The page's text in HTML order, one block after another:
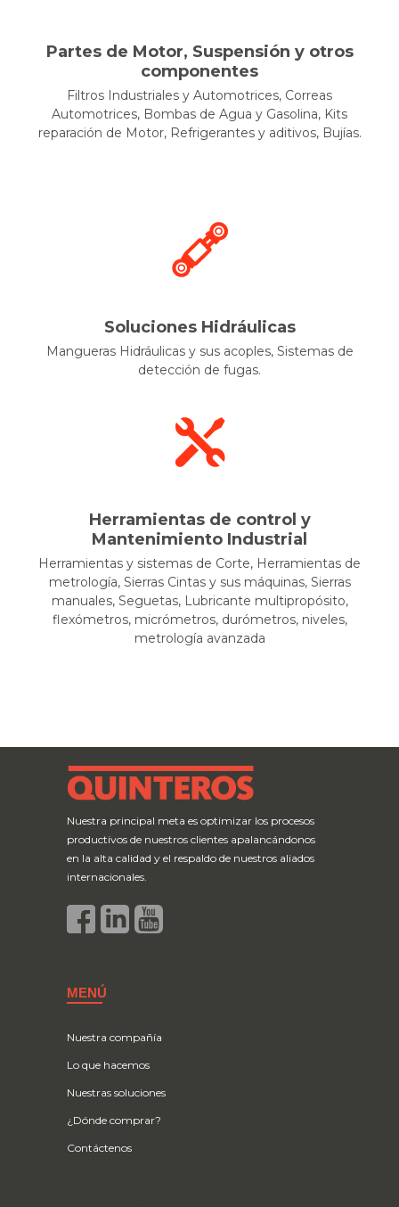
Partes de Motor, Suspensión y otros
componentes
Filtros Industriales y Automotrices, Correas
Automotrices, Bombas de Agua y Gasolina, Kits
reparación de Motor, Refrigerantes y aditivos, Bujías.
Soluciones Hidráulicas
Mangueras Hidráulicas y sus acoples, Sistemas de
detección de fugas.
Herramientas de control y
Mantenimiento Industrial
Herramientas y sistemas de Corte, Herramientas de
metrología, Sierras Cintas y sus máquinas, Sierras
manuales, Seguetas, Lubricante multipropósito,
flexómetros, micrómetros, durómetros, niveles,
metrología avanzada
Nuestra principal meta es optimizar los procesos
productivos de nuestros clientes apalancándonos
en la alta calidad y el respaldo de nuestros aliados
internacionales.
MENÚ
Nuestra compañía
Lo que hacemos
Nuestras soluciones
¿Dónde comprar?
Contáctenos